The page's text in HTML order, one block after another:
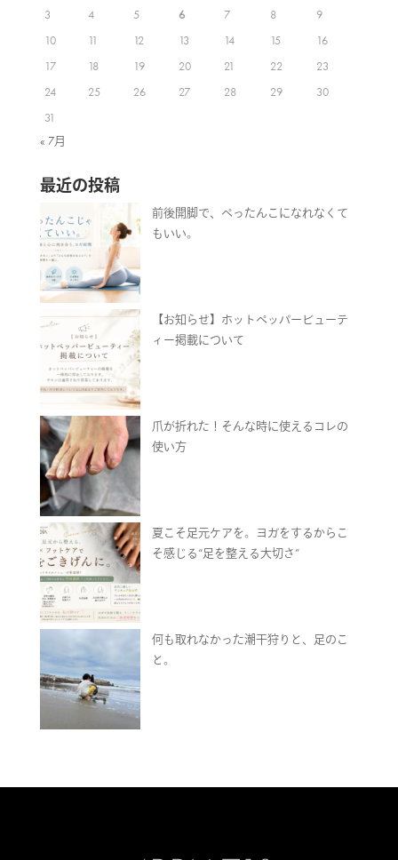
3
4 5 6 7 8
9
10
11 12 13 14 15
16
17
18 19 20 21 22
23
24
25 26 27 28 29
30
31
« 7月
最近の投稿
前後開脚で、ぺったんこになれなくて
もいい。
【お知らせ】ホットペッパービューテ
ィー掲載について
爪が折れた！そんな時に使えるコレの
使い方
夏こそ足元ケアを。ヨガをするからこ
そ感じる“足を整える大切さ”
何も取れなかった潮干狩りと、足のこ
と。